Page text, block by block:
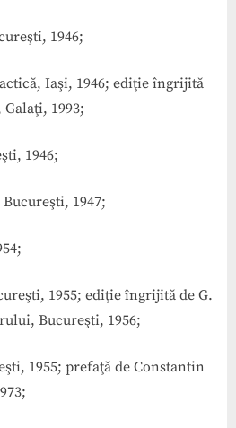
1946;
Iaşi, 1946; ediţie îngrijită
1993;
1946;
1947;
1955; ediţie îngrijită de G.
Bucureşti, 1956;
1955; prefaţă de Constantin